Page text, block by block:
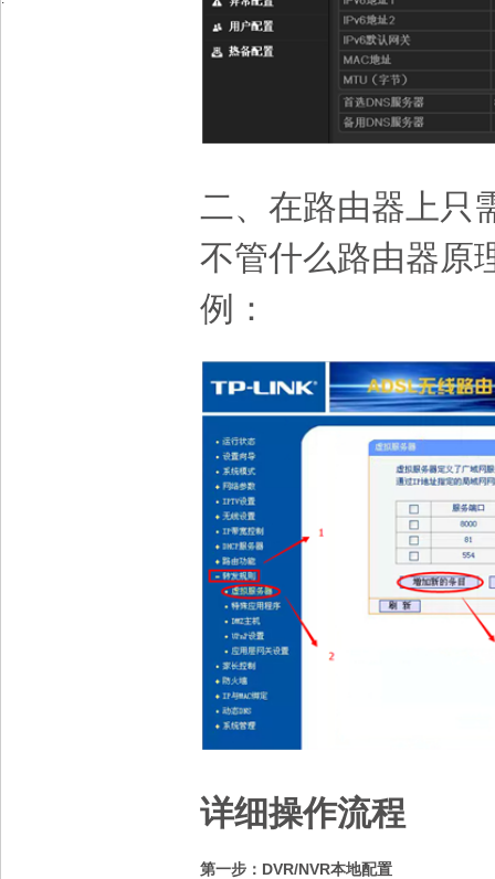
二、在路由器上只
不管什么路由器原
例：
详细操作流程
第一步： DVR/NVR本地配置